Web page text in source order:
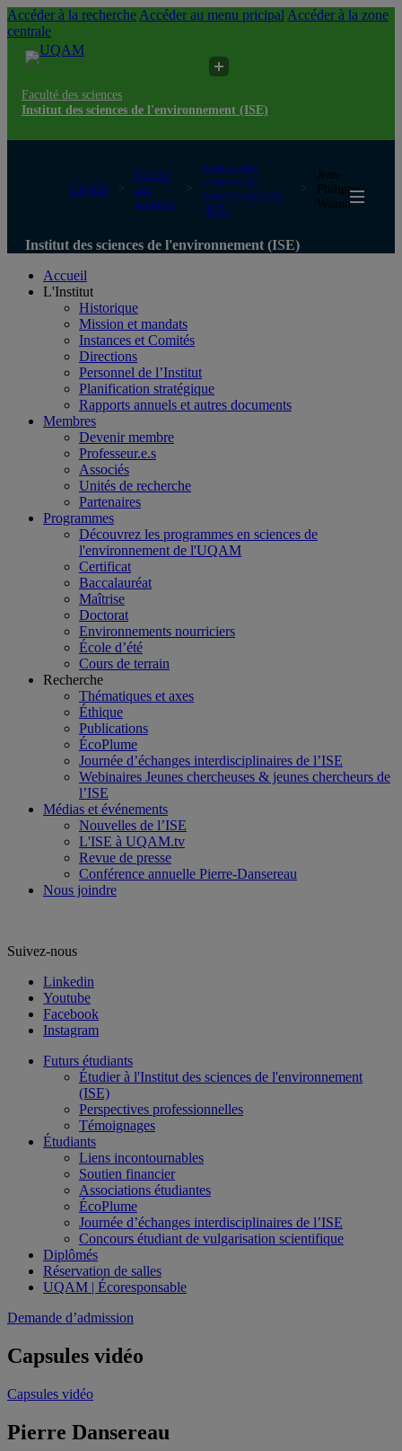
Accéder à la recherche Accéder au menu pricipal Accéder à la zone
centrale
Faculté des sciences
Institut des sciences de l'environnement (ISE)
UQAM
Faculté
des
sciences
Institut des
sciences de
l'environnement
(ISE)
Jean-
Philippe
Waaub
Institut des sciences de l'environnement (ISE)
Accueil
L'Institut
Historique
Mission et mandats
Instances et Comités
Directions
Personnel de l’Institut
Planification stratégique
Rapports annuels et autres documents
Membres
Devenir membre
Professeur.e.s
Associés
Unités de recherche
Partenaires
Programmes
Découvrez les programmes en sciences de
l'environnement de l'UQAM
Certificat
Baccalauréat
Maîtrise
Doctorat
Environnements nourriciers
École d’été
Cours de terrain
Recherche
Thématiques et axes
Éthique
Publications
ÉcoPlume
Journée d’échanges interdisciplinaires de l’ISE
Webinaires Jeunes chercheuses & jeunes chercheurs de
l’ISE
Médias et événements
Nouvelles de l’ISE
L'ISE à UQAM.tv
Revue de presse
Conférence annuelle Pierre-Dansereau
Nous joindre
Suivez-nous
Linkedin
Youtube
Facebook
Instagram
Futurs étudiants
Étudier à l'Institut des sciences de l'environnement
(ISE)
Perspectives professionnelles
Témoignages
Étudiants
Liens incontournables
Soutien financier
Associations étudiantes
ÉcoPlume
Journée d’échanges interdisciplinaires de l’ISE
Concours étudiant de vulgarisation scientifique
Diplômés
Réservation de salles
UQAM | Écoresponsable
Demande d’admission
Capsules vidéo
Capsules vidéo
Pierre Dansereau